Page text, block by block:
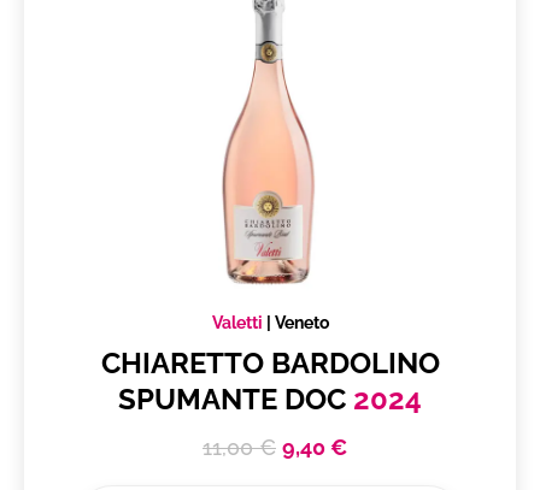
Valetti | Veneto
CHIARETTO BARDOLINO
SPUMANTE DOC 2024
11,00 € 9,40 €